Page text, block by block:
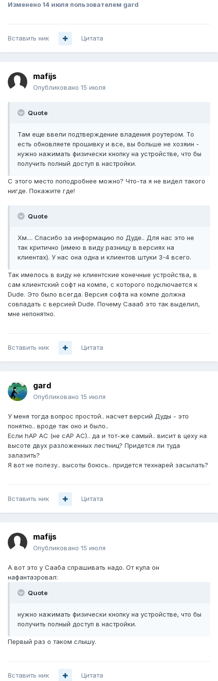
Изменено 14 июля пользователем gard
Вставить ник Цитата
mafijs
Опубликовано 15 июля
Quote
Там еще ввели подтверждение владения роутером. То
есть обновляете прошивку и все, вы больше не хозяин -
нужно нажимать физически кнопку на устройстве, что бы
получить полный доступ в настройки.
С этого место поподробнее можно? Что-та я не видел такого
нигде. Покажите где!
Quote
Хм.... Спасибо за информацию по Дуде.. Для нас это не
так критично (имею в виду разницу в версиях на
клиентах). У нас она одна и клиентов штуки 3-4 всего.
Так имелось в виду не клиентские конечные устройства, в
сам клиентский софт на компе, с которого подключается к
Dude. Это было всегда. Версия софта на компе должна
совпадать с версией Dude. Почему Саааб это так выделил,
мне непонятно.
Вставить ник Цитата
gard
Опубликовано 15 июля
У меня тогда вопрос простой.. насчет версий Дуды - это
понятно.. вроде так оно и было..
Если hAP AC (не cAP AC).. да и тот-же самый.. висит в цеху на
высоте двух разложенных лестниц? Придется ли туда
залазить?
Я вот не полезу.. высоты боюсь.. придется технарей засылать?
Вставить ник Цитата
mafijs
Опубликовано 15 июля
А вот это у Сааба спрашивать надо. От кула он
нафантазровал:
Quote
нужно нажимать физически кнопку на устройстве, что бы
получить полный доступ в настройки.
Первый раз о таком слышу.
Вставить ник Цитата